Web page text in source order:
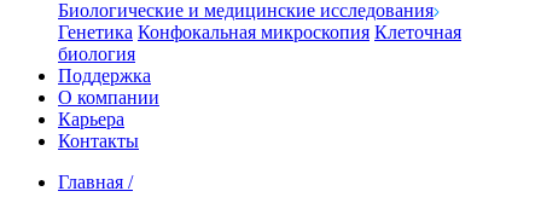
Биологические и медицинские исследования
Генетика Конфокальная микроскопия Клеточная
биология
Поддержка
О компании
Карьера
Контакты
Главная /